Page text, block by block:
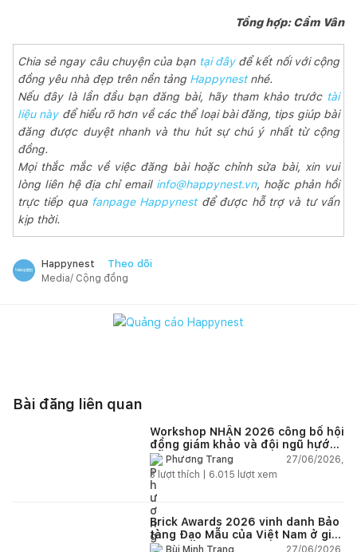
Tổng hợp: Cẩm Vân
Chia sẻ ngay câu chuyện của bạn tại đâyđể kết nối với cộng
đồng yêu nhà đẹp trên nền tảng Happynest nhé.
Nếu đây là lần đầu bạn đăng bài, hãy tham khảo trước tài
liệu nàyđể hiểu rõ hơn về các thể loại bài đăng, tips giúp bài
đăng được duyệt nhanh và thu hút sự chú ý nhất từ cộng
đồng.
Mọi thắc mắc về việc đăng bài hoặc chỉnh sửa bài, xin vui
lòng liên hệ địa chỉ email info@happynest.vn, hoặc phản hồi
trực tiếp qua fanpage Happynestđể được hỗ trợ và tư vấn
kịp thời.
Happynest Theo dõi
Media/ Cộng đồng
Bài đăng liên quan
Workshop NHẬN 2026 công bố hội
đồng giám khảo và đội ngũ hướng
dẫn giàu kinh nghiệm quốc tế
Phương Trang
27/06/2026,
3lượt thích | 6.015 lượt xem
Brick Awards 2026 vinh danh Bảo
tàng Đạo Mẫu của Việt Nam ở giải
cao nhất
27/06/2026,